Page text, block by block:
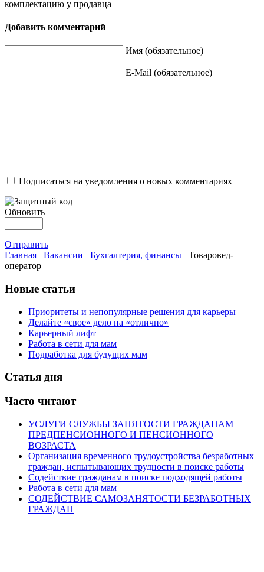
комплектацию у продавца
Добавить комментарий
Имя (обязательное)
E-Mail (обязательное)
Подписаться на уведомления о новых комментариях
Обновить
Отправить
Главная
Вакансии Бухгалтерия, финансы
Товаровед-
оператор
Новые статьи
Приоритеты и непопулярные решения для карьеры
Делайте «свое» дело на «отлично»
Карьерный лифт
Работа в сети для мам
Подработка для будущих мам
Статья дня
Часто читают
УСЛУГИ СЛУЖБЫ ЗАНЯТОСТИ ГРАЖДАНАМ
ПРЕДПЕНСИОННОГО И ПЕНСИОННОГО
ВОЗРАСТА
Организация временного трудоустройства безработных
граждан, испытывающих трудности в поиске работы
Содействие гражданам в поиске подходящей работы
Работа в сети для мам
СОДЕЙСТВИЕ САМОЗАНЯТОСТИ БЕЗРАБОТНЫХ
ГРАЖДАН